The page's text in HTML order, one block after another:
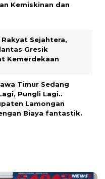
Kemiskinan dan
Sejahtera,
Gresik
Kemerdekaan
Timur Sedang
Pungli Lagi..
Lamongan
Biaya fantastik.